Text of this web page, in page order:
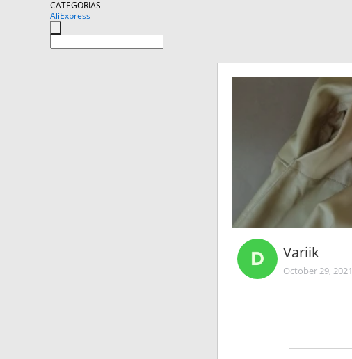
CATEGORIAS
AliExpress
Variik
October 29, 2021